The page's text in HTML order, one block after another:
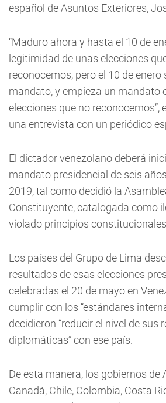
español de Asuntos Exteriores,
“Maduro ahora y hasta el 10 de
legitimidad de unas elecciones
reconocemos, pero el 10 de enero
mandato, y empieza un mandato
elecciones que no reconocemos”,
una entrevista con un periódico
El dictador venezolano deberá
mandato presidencial de seis
2019, tal como decidió la
Constituyente, catalogada como
violado principios
Los países del Grupo de Lima
resultados de esas elecciones
celebradas el 20 de mayo en
cumplir con los “estándares
decidieron “reducir el nivel de sus
diplomáticas” con ese país.
De esta manera, los gobiernos de
Canadá, Chile, Colombia, Costa